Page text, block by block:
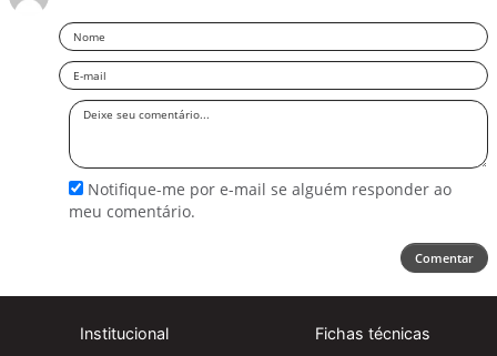
Nome
Email
Deixe
Notifique-me por e-mail se alguém responder ao
meu comentário.
Comentar
Institucional Fichas técnicas